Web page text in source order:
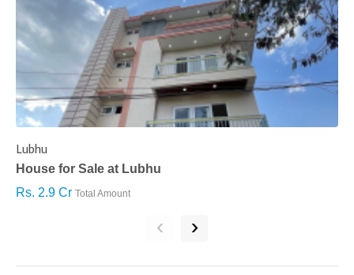
Lubhu
House for Sale at Lubhu
Rs. 2.9 Cr Total Amount
‹ ›